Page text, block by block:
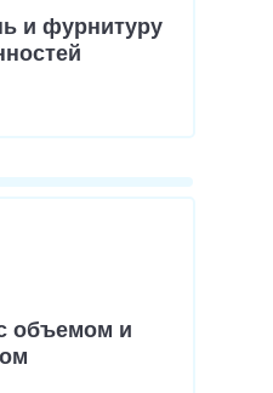
и фурнитуру
объемом и